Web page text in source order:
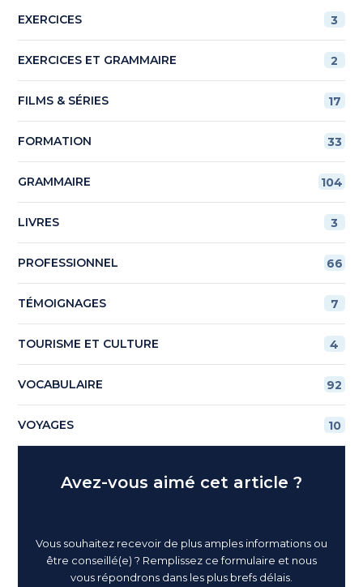
EXERCICES 3
EXERCICES ET GRAMMAIRE 2
FILMS & SÉRIES 17
FORMATION 33
GRAMMAIRE 104
LIVRES 3
PROFESSIONNEL 66
TÉMOIGNAGES 7
TOURISME ET CULTURE 4
VOCABULAIRE 92
VOYAGES 10
Avez-vous aimé cet article ?
Vous souhaitez recevoir de plus amples informations ou
être conseillé(e) ? Remplissez ce formulaire et nous
vous répondrons dans les plus brefs délais.